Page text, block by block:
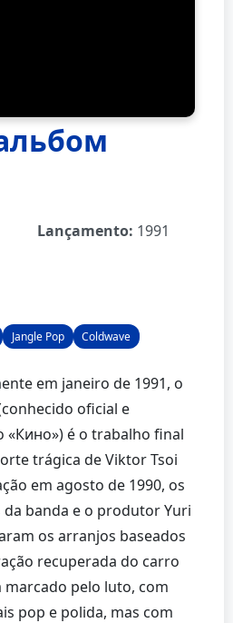
Lançamento: 1991
Jangle Pop Coldwave
em janeiro de 1991, o
oficial e
«Кино») é o trabalho final
trágica de Viktor Tsoi
em agosto de 1990, os
banda e o produtor Yuri
os arranjos baseados
recuperada do carro
marcado pelo luto, com
pop e polida, mas com